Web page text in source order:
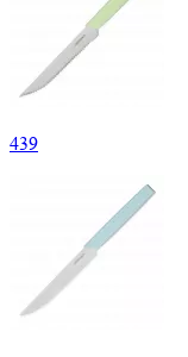
439